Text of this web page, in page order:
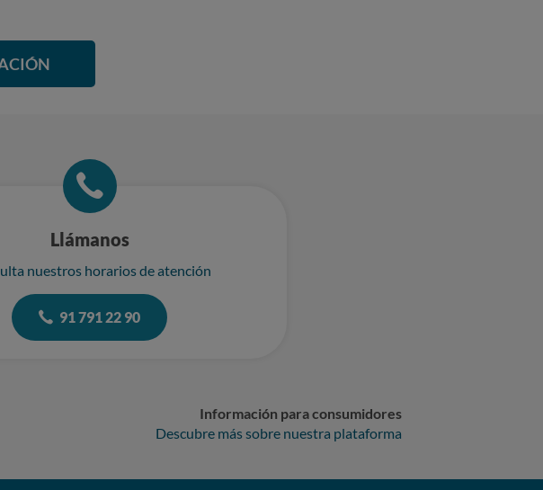
Llámanos
nuestros horarios de atención
91 791 22 90
Información para consumidores
Descubre más sobre nuestra plataforma